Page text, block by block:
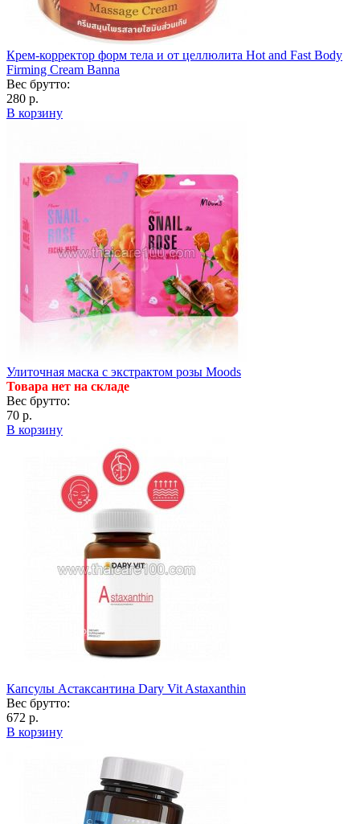
Крем-корректор форм тела и от целлюлита Hot and Fast Body
Firming Cream Banna
Вес брутто:
280 р.
В корзину
Улиточная маска с экстрактом розы Moods
Товара нет на складе
Вес брутто:
70 р.
В корзину
Капсулы Астаксантина Dary Vit Astaxanthin
Вес брутто:
672 р.
В корзину